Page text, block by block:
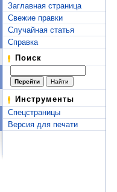
Заглавная страница
Свежие правки
Случайная статья
Справка
Поиск
Инструменты
Спецстраницы
Версия для печати